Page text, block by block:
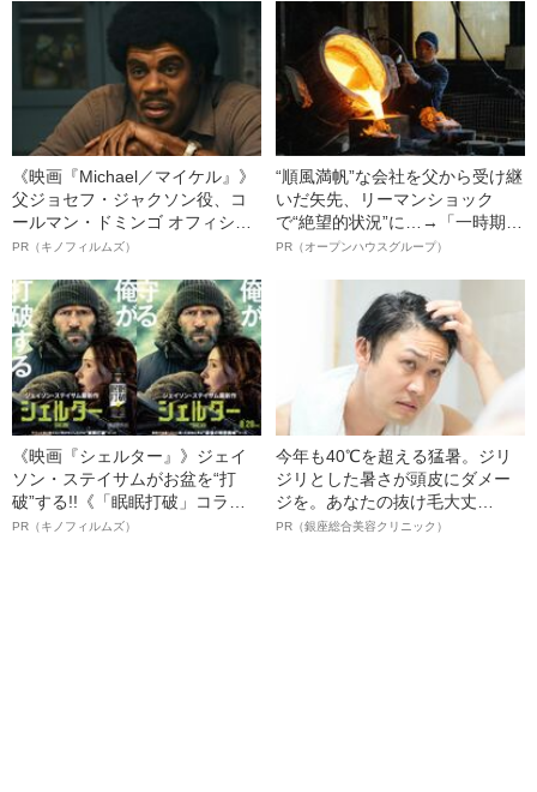
ト”が生み出した徹底ケアとは
《映画『Michael／マイケル』》
父ジョセフ・ジャクソン役、コ
ールマン・ドミンゴ オフィシャ
ルインタビュー“観客を魅了した
語る”《日本興収70億円突破》
PR（キノフィルムズ）
“順風満帆”な会社を父から受け継
いだ矢先、リーマンショック
で“絶望的状況”に…→「一時期は
納品3年待ち」のヒット商品を生
明かす、“逆転の戦術”
PR（オープンハウスグループ）
《映画『シェルター』》ジェイ
ソン・ステイサムがお盆を“打
破”する!!《「眠眠打破」コラ
ボ》
PR（キノフィルムズ）
今年も40℃を超える猛暑。ジリ
ジリとした暑さが頭皮にダメー
ジを。あなたの抜け毛大丈
夫！？
PR（銀座総合美容クリニック）